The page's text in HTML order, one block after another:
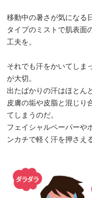
移動中の暑さが気になる
タイプのミストで肌表面
工夫を。
それでも汗をかいてしま
が大切。
出たばかりの汗はほとん
皮膚の垢や皮脂と混じり
てしまうのだ。
フェイシャルペーパーや
ンカチで軽く汗を押さえ